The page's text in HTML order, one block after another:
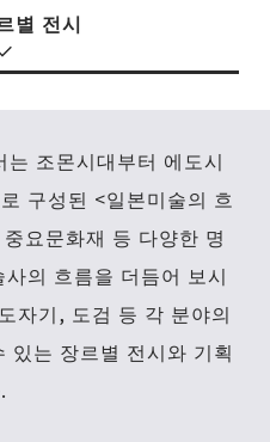
별 전시
조몬시대부터 에도시
구성된 <일본미술의 흐
요문화재 등 다양한 명
의 흐름을 더듬어 보시
자기, 도검 등 각 분야의
있는 장르별 전시와 기획